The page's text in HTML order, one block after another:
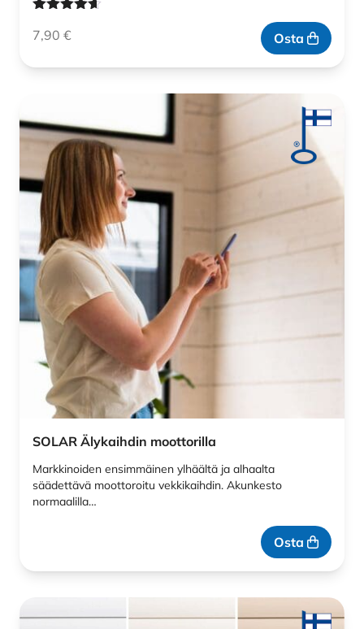
tuotteesta:
7,90 € Osta
SOLAR Älykaihdin moottorilla
Markkinoiden ensimmäinen ylhäältä ja alhaalta
säädettävä moottoroitu vekkikaihdin. Akunkesto
normaalilla…
Osta